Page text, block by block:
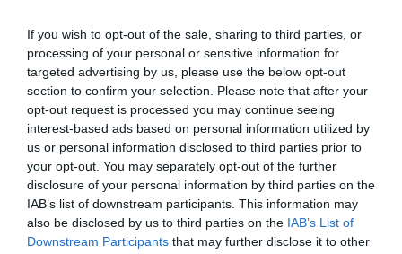
If you wish to opt-out of the sale, sharing to third parties, or
processing of your personal or sensitive information for
targeted advertising by us, please use the below opt-out
section to confirm your selection. Please note that after your
opt-out request is processed you may continue seeing
interest-based ads based on personal information utilized by
us or personal information disclosed to third parties prior to
your opt-out. You may separately opt-out of the further
disclosure of your personal information by third parties on the
IAB’s list of downstream participants. This information may
also be disclosed by us to third parties on the IAB’s List of
Downstream Participants that may further disclose it to other
Zakatol a webfejlesztés
Közbengőzerővel haladaz államigazgatás online fejlesztése,
legutóbb a Magyar Államkincstár fejlesztette tovább felületeit, és a
befektetések még egyszerűbb kezelése érdekében több új
funkcióval bővült a WebKincstár és MobilKincstár alkalmazás.
Így már egyebek között lehetőség van rendszeres befektetési
megbízások rögzítésére is, ez már csak azért is nagyon fontos,
mert a Magyar Államkincstárnak 940 ezer értékpapírszámlával,
illetve Start-számlával rendelkező ügyfele van.